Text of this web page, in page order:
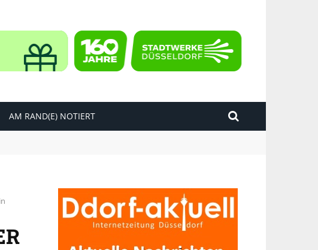
AM RAND(E) NOTIERT